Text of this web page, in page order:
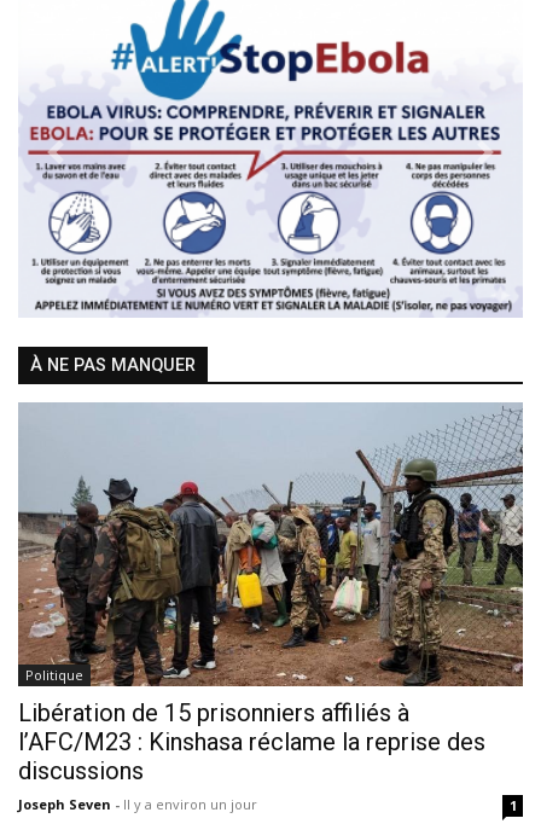
Previous Next
À NE PAS MANQUER
Politique
Libération de 15 prisonniers affiliés à
l’AFC/M23 : Kinshasa réclame la reprise des
discussions
Joseph Seven - Il y a environ un jour 1